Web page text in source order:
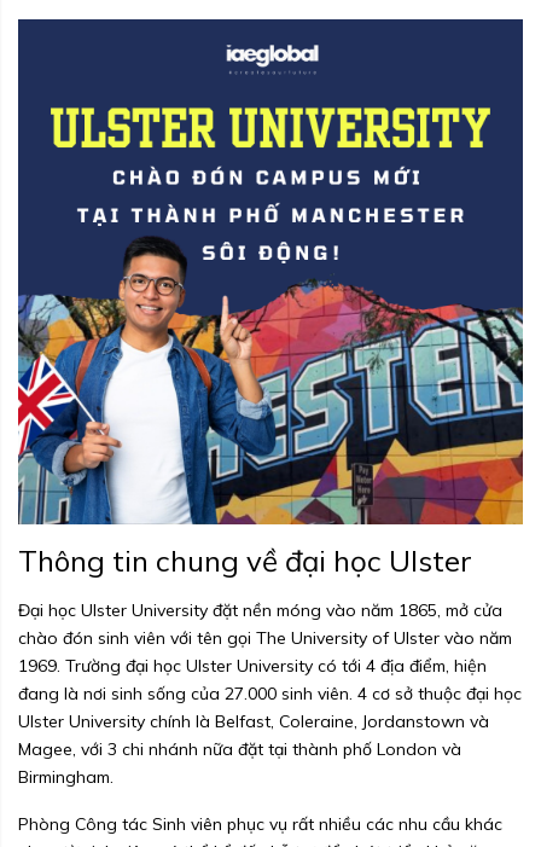
Thông tin chung về đại học Ulster
Đại học Ulster University đặt nền móng vào năm 1865, mở cửa
chào đón sinh viên với tên gọi The University of Ulster vào năm
1969. Trường đại học Ulster University có tới 4 địa điểm, hiện
đang là nơi sinh sống của 27.000 sinh viên. 4 cơ sở thuộc đại học
Ulster University chính là Belfast, Coleraine, Jordanstown và
Magee, với 3 chi nhánh nữa đặt tại thành phố London và
Birmingham.
Phòng Công tác Sinh viên phục vụ rất nhiều các nhu cầu khác